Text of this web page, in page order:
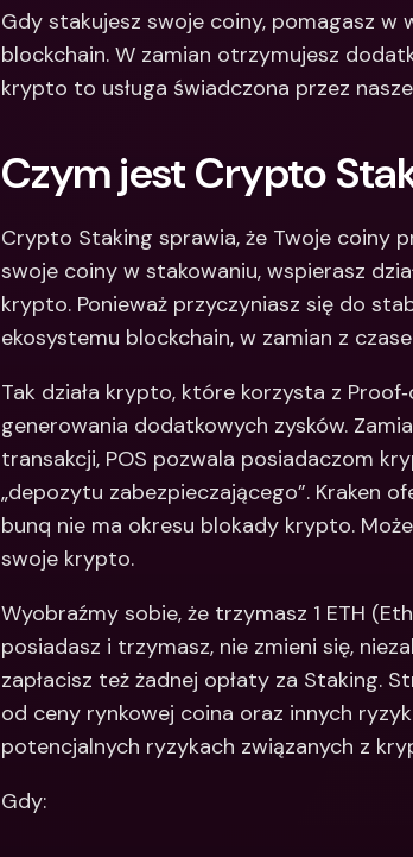
Gdy stakujesz swoje coiny, pomagasz w
blockchain. W zamian otrzymujesz
krypto to usługa świadczona przez
Czym jest Crypto
Crypto Staking sprawia, że Twoje coiny
swoje coiny w stakowaniu, wspierasz
krypto. Ponieważ przyczyniasz się do
ekosystemu blockchain, w zamian z
Tak działa krypto, które korzysta z
generowania dodatkowych zysków.
transakcji, POS pozwala posiadaczom
„depozytu zabezpieczającego”. Kraken
bunq nie ma okresu blokady krypto.
swoje krypto.
Wyobraźmy sobie, że trzymasz 1 ETH
posiadasz i trzymasz, nie zmieni się,
zapłacisz też żadnej opłaty za Staking.
od ceny rynkowej coina oraz innych
potencjalnych ryzykach związanych z
Gdy: